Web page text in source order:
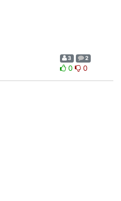
3 2
0 0